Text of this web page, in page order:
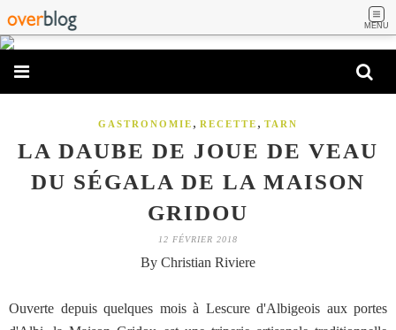
MENU
GASTRONOMIE , RECETTE , TARN
LA DAUBE DE JOUE DE VEAU
DU SÉGALA DE LA MAISON
GRIDOU
12 FÉVRIER 2018
By Christian Riviere
Ouverte depuis quelques mois à Lescure d'Albigeois aux portes